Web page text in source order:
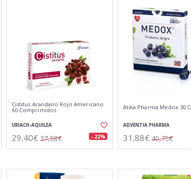
Cistitus Arandano Rojo Americano
60 Comprimidos
URIACH-AQUILEA
29,40€ 37,58€ - 22%
Atika Pharma Medox 30
ADVENTIA PHARMA
31,88€ 40,75€